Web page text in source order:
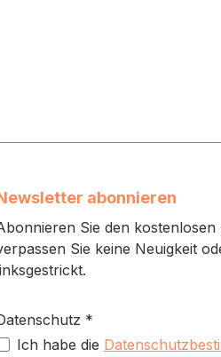
abonnieren
Sie den
Sie keine Neuigkeit
*
Ich habe die